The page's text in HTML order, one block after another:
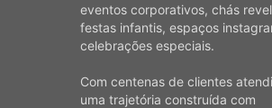
eventos corporativos, chás
festas infantis, espaços
celebrações especiais.
Com centenas de clientes
uma trajetória construída com